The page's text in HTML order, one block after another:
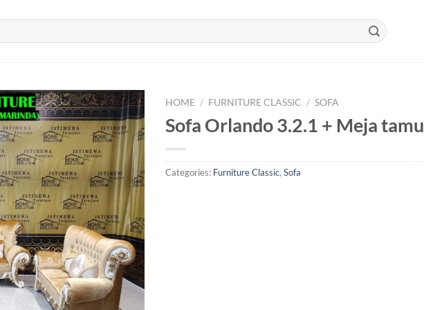
HOME / FURNITURE CLASSIC / SOFA
Sofa Orlando 3.2.1 + Meja tamu
Categories: Furniture Classic, Sofa